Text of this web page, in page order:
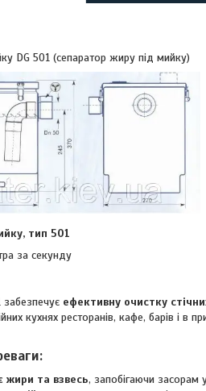
DG 501 (сепаратор жиру під мийку)
тип 501
за секунду
ефективну очистку
кухнях ресторанів, кафе, барів і в
:
жири та взвесь, запобігаючи засорам